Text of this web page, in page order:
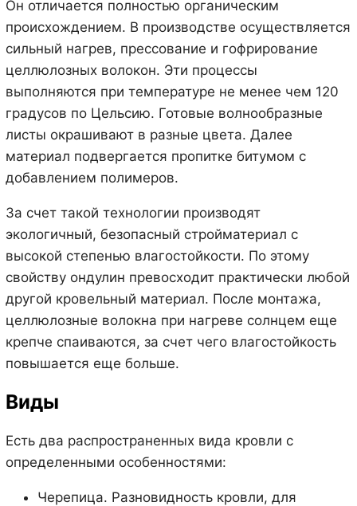
Он отличается полностью органическим
происхождением. В производстве осуществляется
сильный нагрев, прессование и гофрирование
целлюлозных волокон. Эти процессы
выполняются при температуре не менее чем 120
градусов по Цельсию. Готовые волнообразные
листы окрашивают в разные цвета. Далее
материал подвергается пропитке битумом с
добавлением полимеров.
За счет такой технологии производят
экологичный, безопасный стройматериал с
высокой степенью влагостойкости. По этому
свойству ондулин превосходит практически любой
другой кровельный материал. После монтажа,
целлюлозные волокна при нагреве солнцем еще
крепче спаиваются, за счет чего влагостойкость
повышается еще больше.
Виды
Есть два распространенных вида кровли с
определенными особенностями:
Черепица. Разновидность кровли, для